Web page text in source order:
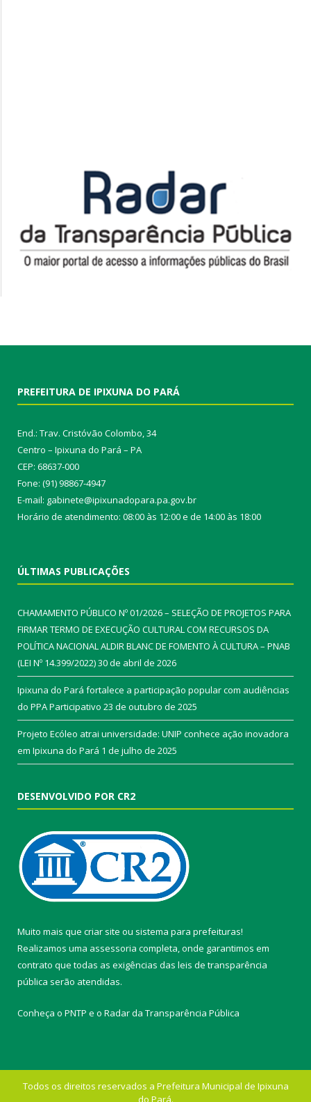
PREFEITURA DE IPIXUNA DO PARÁ
End.: Trav. Cristóvão Colombo, 34
Centro – Ipixuna do Pará – PA
CEP: 68637-000
Fone: (91) 98867-4947
E-mail: gabinete@ipixunadopara.pa.gov.br
Horário de atendimento: 08:00 às 12:00 e de 14:00 às 18:00
ÚLTIMAS PUBLICAÇÕES
CHAMAMENTO PÚBLICO Nº 01/2026 – SELEÇÃO DE PROJETOS PARA
FIRMAR TERMO DE EXECUÇÃO CULTURAL COM RECURSOS DA
POLÍTICA NACIONAL ALDIR BLANC DE FOMENTO À CULTURA – PNAB
(LEI Nº 14.399/2022)30 de abril de 2026
Ipixuna do Pará fortalece a participação popular com audiências
do PPA Participativo 23 de outubro de 2025
Projeto Ecóleo atrai universidade: UNIP conhece ação inovadora
em Ipixuna do Pará 1 de julho de 2025
DESENVOLVIDO POR CR2
Muito mais que criar site ou sistema para prefeituras!
Realizamos uma assessoria completa, onde garantimos em
contrato que todas as exigências das leis de transparência
pública serão atendidas.
Conheça o PNTP e o Radar da Transparência Pública
Todos os direitos reservados a Prefeitura Municipal de Ipixuna
do Pará.